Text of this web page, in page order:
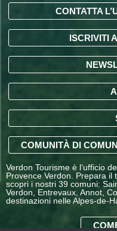
CONTATTA
ISCRIVITI
COMUNITÀ DI
Verdon Tourisme è l’ufficio
Provence Verdon. Prepara il
scopri i nostri 39 comuni:
Verdon, Entrevaux, Annot,
destinazioni nelle Alpes-de-